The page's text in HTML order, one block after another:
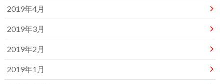
2019年4月
2019年3月
2019年2月
2019年1月